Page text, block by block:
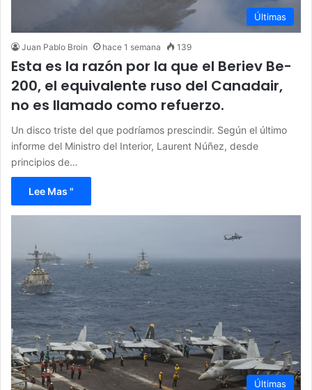
Últimas
Juan Pablo Broin hace 1 semana 139
Esta es la razón por la que el Beriev Be-
200, el equivalente ruso del Canadair,
no es llamado como refuerzo.
Un disco triste del que podríamos prescindir. Según el último
informe del Ministro del Interior, Laurent Núñez, desde
principios de…
Lee Mas "
Últimas